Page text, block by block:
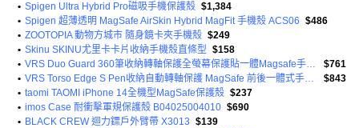
• Spigen Ultra Hybrid Pro磁吸手機保護殼 $1,384
• Spigen 超薄透明 MagSafe AirSkin Hybrid MagFit 手機殼 ACS06 $486
• ZOOTOPIA 動物方城市 隨身鏡卡夾手機殼 $249
• Skinu SKINU尤里卡卡片收納手機殼直條型 $158
•
VRS Duo Guard 360筆收納轉軸保護全螢幕保護貼一體Magsafe手機殼
$761
•
VRS Torso Edge S Pen收納自動轉軸保護 MagSafe 前後一體式手機殼
$843
• taomi TAOMI iPhone 14全機型MagSafe保護殼 $237
• imos Case 耐衝擊軍規保護殼 B04025004010 $690
• BLACK CREW 迴力鏢戶外臂帶 X3013 $139